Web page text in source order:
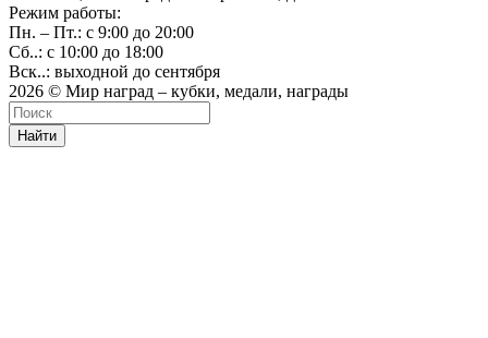
Режим работы:
Пн. – Пт.: с 9:00 до 20:00
Сб..: с 10:00 до 18:00
Вск..: выходной до сентября
2026 © Мир наград – кубки, медали, награды
Найти